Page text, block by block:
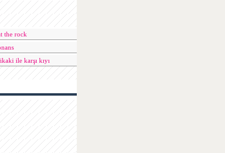
the rock
ile karşı kıyı